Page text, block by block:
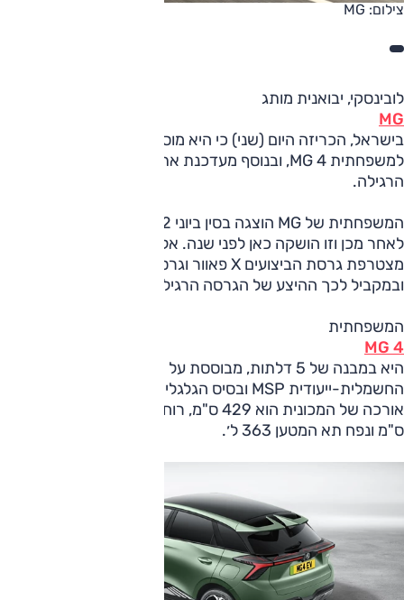
צילום: MG
לובינסקי, יבואנית מותג
MG
בישראל, הכריזה היום (שני) כי היא מוסיפה שתי גרסאות
למשפחתית MG 4, ובנוסף מעדכנת את ההיצע של הגרסה
הרגילה.
לאחר מכן וזו הושקה כאן לפני שנה. אל הגרסה הרגילה
ובמקביל לכך ההיצע של הגרסה הרגילה שונה.
המשפחתית
MG 4
היא במבנה של 5 דלתות, מבוססת על הרצפה
ס"מ ונפח תא המטען 363 ל׳.